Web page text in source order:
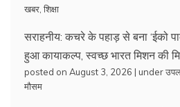
खबर शिक्षा
सराहनीय: कचरे के पहाड़ से बना ‘ईको
हुआ कायाकल्प, स्वच्छ भारत मिशन की
posted on August 3, 2026 | under
मौसम